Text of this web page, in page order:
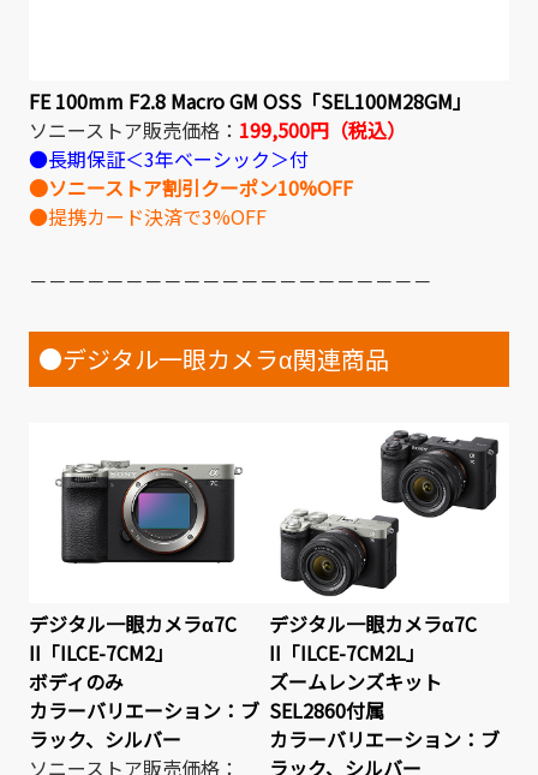
FE 100mm F2.8 Macro GM OSS「SEL100M28GM」
ソニーストア販売価格： 199,500円（税込）
●長期保証＜3年ベーシック＞付
●ソニーストア割引クーポン10%OFF
●提携カード決済で3%OFF
－－－－－－－－－－－－－－－－－－－－－
●デジタル一眼カメラα関連商品
デジタル一眼カメラα7C
II「ILCE-7CM2」
ボディのみ
カラーバリエーション：ブ
ラック、シルバー
ソニーストア販売価格：
デジタル一眼カメラα7C
II「ILCE-7CM2L」
ズームレンズキット
SEL2860付属
カラーバリエーション：ブ
ラック、シルバー